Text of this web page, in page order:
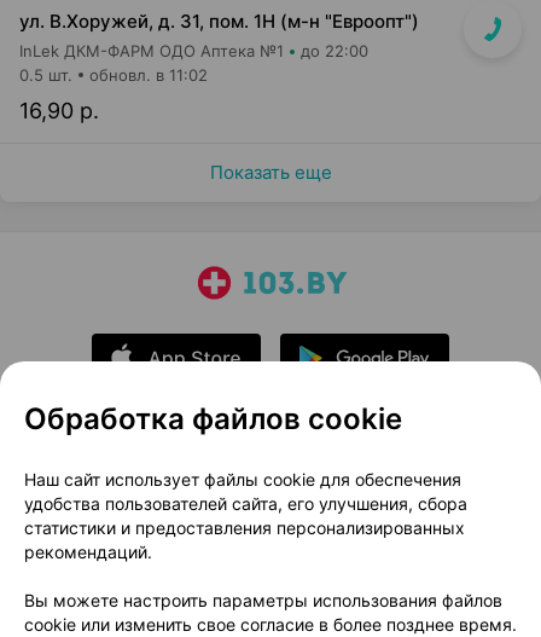
ул. В.Хоружей, д. 31, пом. 1Н (м-н "Евроопт")
InLek ДКМ-ФАРМ ОДО Аптека №1 до 22:00
16,90 р.
0.5 шт. обновл. в 11:02
Показать еще
О проекте
Новости проекта
Размещение рекламы
Медицинский маркетинг
Публичный договор
Доставка
Способы оплаты
Вакансии
Партнеры
Обработка файлов cookie
Наш сайт использует файлы cookie для обеспечения
удобства пользователей сайта, его улучшения, сбора
статистики и предоставления персонализированных
рекомендаций.
Вы можете настроить параметры использования файлов
cookie или изменить свое согласие в более позднее время.